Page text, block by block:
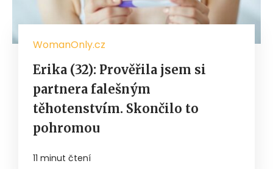
WomanOnly.cz
Erika (32): Prověřila jsem si
partnera falešným
těhotenstvím. Skončilo to
pohromou
11 minut čtení